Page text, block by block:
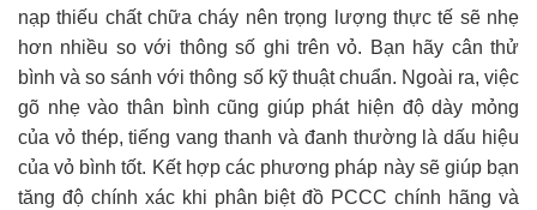
nạp thiếu chất chữa cháy nên trọng lượng thực tế sẽ nhẹ
hơn nhiều so với thông số ghi trên vỏ. Bạn hãy cân thử
bình và so sánh với thông số kỹ thuật chuẩn. Ngoài ra, việc
gõ nhẹ vào thân bình cũng giúp phát hiện độ dày mỏng
của vỏ thép, tiếng vang thanh và đanh thường là dấu hiệu
của vỏ bình tốt. Kết hợp các phương pháp này sẽ giúp bạn
tăng độ chính xác khi phân biệt đồ PCCC chính hãng và